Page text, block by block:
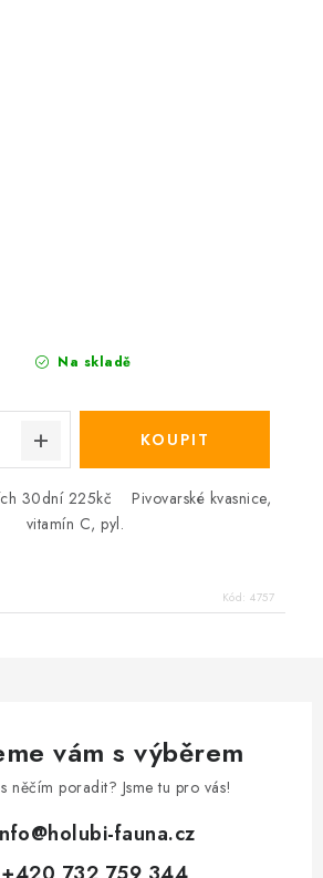
Na skladě
30dní 225kč Pivovarské kvasnice,
vitamín C, pyl.
Kód: 4757
vám s výběrem
něčím poradit? Jsme tu pro vás!
@holubi-fauna.cz